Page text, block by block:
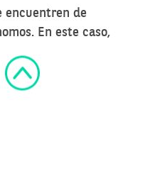
encuentren de
En este caso,